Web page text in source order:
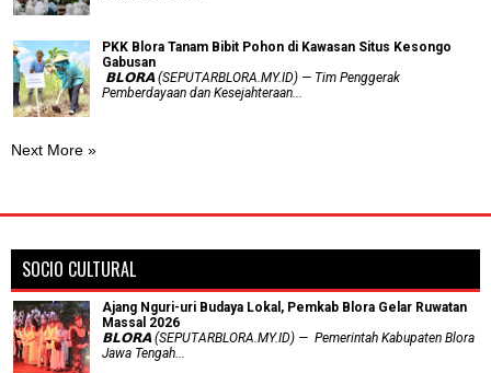
PKK Blora Tanam Bibit Pohon di Kawasan Situs Kesongo
Gabusan
‎ 𝗕𝗟𝗢𝗥𝗔 (SEPUTARBLORA.MY.ID) — Tim Penggerak
Pemberdayaan dan Kesejahteraan...
Next More »
SOCIO CULTURAL
Ajang Nguri-uri Budaya Lokal, Pemkab Blora Gelar Ruwatan
Massal 2026
𝗕𝗟𝗢𝗥𝗔 (SEPUTARBLORA.MY.ID) — Pemerintah Kabupaten Blora
Jawa Tengah...